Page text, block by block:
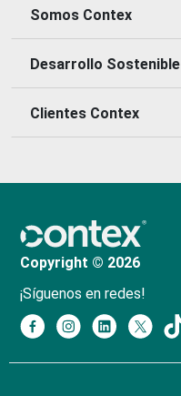
Somos Contex
Desarrollo Sostenible
Clientes Contex
Copyright © 2026
¡Síguenos en redes!